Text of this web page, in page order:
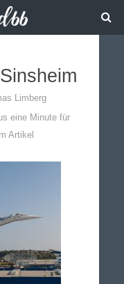
Limberg
eine Minute für
Artikel